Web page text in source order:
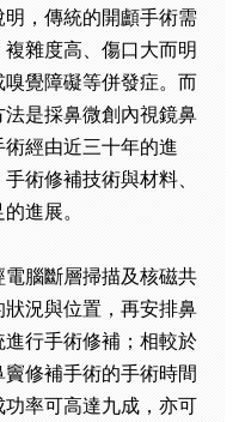
，傳統的開顱手術需
雜度高、傷口大而明
覺障礙等併發症。而
是採鼻微創內視鏡鼻
經由近三十年的進
術修補技術與材料、
進展。
腦斷層掃描及核磁共
況與位置，再安排鼻
行手術修補；相較於
修補手術的手術時間
率可高達九成，亦可